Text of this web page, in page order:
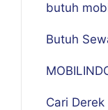
butuh
Butuh
Cari